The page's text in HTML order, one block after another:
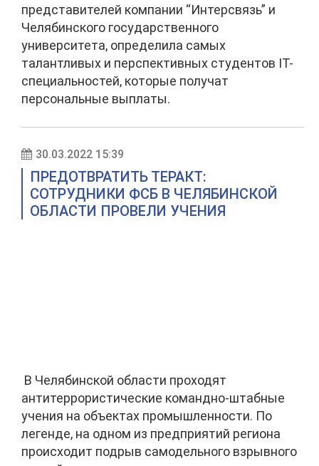
представителей компании “Интерсвязь” и
Челябинского государственного
университета, определила самых
талантливых и перспективных студентов IT-
специальностей, которые получат
персональные выплаты.
30.03.2022 15:39
ПРЕДОТВРАТИТЬ ТЕРАКТ:
СОТРУДНИКИ ФСБ В ЧЕЛЯБИНСКОЙ
ОБЛАСТИ ПРОВЕЛИ УЧЕНИЯ
В Челябинской области проходят
антитеррористические командно-штабные
учения на объектах промышленности. По
легенде, на одном из предприятий региона
происходит подрыв самодельного взрывного